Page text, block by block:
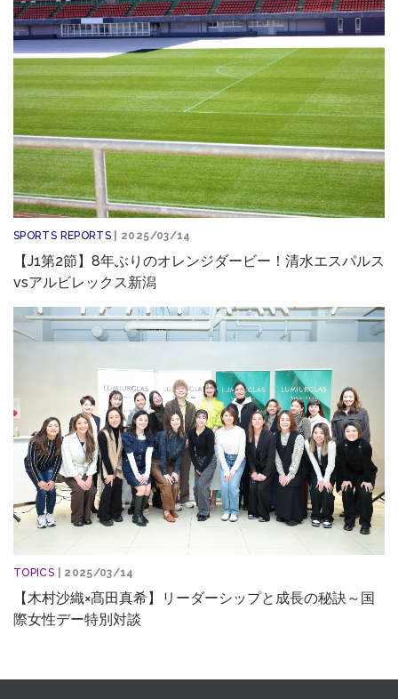
SPORTS REPORTS | 2025/03/14
【J1第2節】8年ぶりのオレンジダービー！清水エスパルス
vsアルビレックス新潟
TOPICS | 2025/03/14
【木村沙織×髙田真希】リーダーシップと成長の秘訣～国
際女性デー特別対談